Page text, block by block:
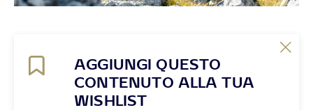
AGGIUNGI QUESTO
CONTENUTO ALLA TUA
WISHLIST